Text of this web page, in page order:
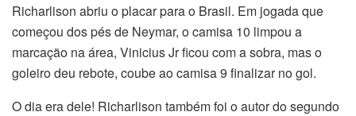
Richarlison abriu o placar para o Brasil. Em jogada que
começou dos pés de Neymar, o camisa 10 limpou a
marcação na área, Vinicius Jr ficou com a sobra, mas o
goleiro deu rebote, coube ao camisa 9 finalizar no gol.
O dia era dele! Richarlison também foi o autor do segundo